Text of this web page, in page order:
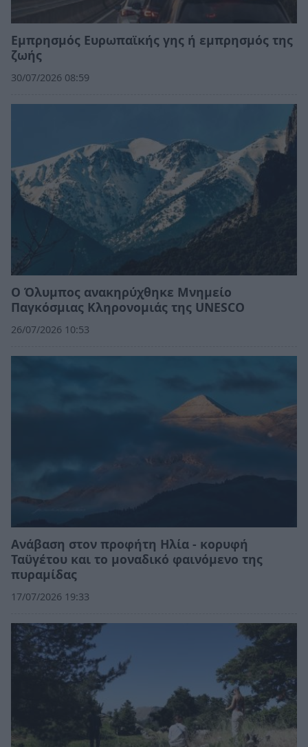
Εμπρησμός Ευρωπαϊκής γης ή εμπρησμός της
ζωής
30/07/2026 08:59
Ο Όλυμπος ανακηρύχθηκε Μνημείο
Παγκόσμιας Κληρονομιάς της UNESCO
26/07/2026 10:53
Ανάβαση στον προφήτη Ηλία - κορυφή
Ταϋγέτου και το μοναδικό φαινόμενο της
πυραμίδας
17/07/2026 19:33